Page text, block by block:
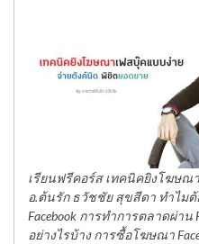
เรียนฟรีคอร์ส เทคนิคยิงโฆษณ
อ.ต้นรัก ธวัชชัย สุขสีดา ทำไม
Facebook การทำการตลาดผ่าน
อย่างไรบ้าง การซื้อโฆษณา